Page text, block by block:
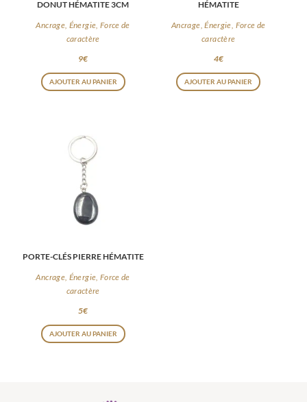
DONUT HÉMATITE 3CM
Ancrage, Énergie, Force de
caractère
9€
AJOUTER AU PANIER
HÉMATITE
Ancrage, Énergie, Force de
caractère
4€
AJOUTER AU PANIER
PORTE-CLÉS PIERRE HÉMATITE
Ancrage, Énergie, Force de
caractère
5€
AJOUTER AU PANIER